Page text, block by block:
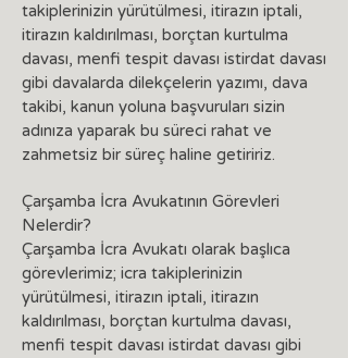
takiplerinizin yürütülmesi, itirazın iptali,
itirazın kaldırılması, borçtan kurtulma
davası, menfi tespit davası istirdat davası
gibi davalarda dilekçelerin yazımı, dava
takibi, kanun yoluna başvuruları sizin
adınıza yaparak bu süreci rahat ve
zahmetsiz bir süreç haline getiririz.
Çarşamba İcra Avukatının Görevleri
Nelerdir?
Çarşamba İcra Avukatı olarak başlıca
görevlerimiz; icra takiplerinizin
yürütülmesi, itirazın iptali, itirazın
kaldırılması, borçtan kurtulma davası,
menfi tespit davası istirdat davası gibi